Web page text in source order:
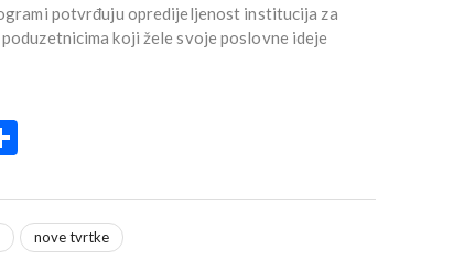
potvrđuju opredijeljenost institucija za
koji žele svoje poslovne ideje
nove tvrtke